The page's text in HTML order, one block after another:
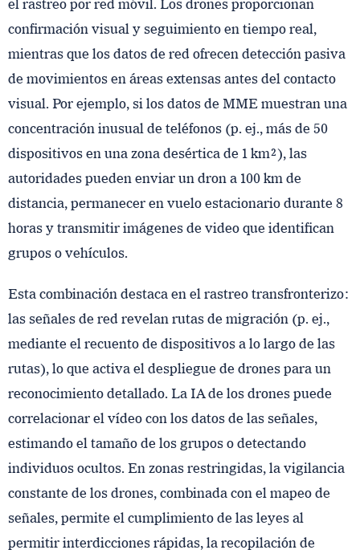
el rastreo por red móvil. Los drones proporcionan
confirmación visual y seguimiento en tiempo real,
mientras que los datos de red ofrecen detección pasiva
de movimientos en áreas extensas antes del contacto
visual. Por ejemplo, si los datos de MME muestran una
concentración inusual de teléfonos (p. ej., más de 50
dispositivos en una zona desértica de 1 km²), las
autoridades pueden enviar un dron a 100 km de
distancia, permanecer en vuelo estacionario durante 8
horas y transmitir imágenes de video que identifican
grupos o vehículos.
Esta combinación destaca en el rastreo transfronterizo:
las señales de red revelan rutas de migración (p. ej.,
mediante el recuento de dispositivos a lo largo de las
rutas), lo que activa el despliegue de drones para un
reconocimiento detallado. La IA de los drones puede
correlacionar el vídeo con los datos de las señales,
estimando el tamaño de los grupos o detectando
individuos ocultos. En zonas restringidas, la vigilancia
constante de los drones, combinada con el mapeo de
señales, permite el cumplimiento de las leyes al
permitir interdicciones rápidas, la recopilación de